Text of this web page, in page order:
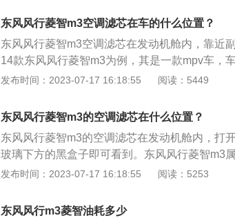
会蒙上水蒸气、使司乘人员视线清晰，能给驾乘
吸入有害气体，保障驾驶安全，能强效杀菌除臭
东风风行菱智m3空调滤芯在车的什么位置？
东风风行菱智m3空调滤芯在发动机舱内，靠近
14款东风风行菱智m3为例，其是一款mpv车，
mm、高1940mm，轴距为2800mm，最小离地
扭矩是138mm，最大功率是83kw，与其匹配的
发布时间：2023-07-17 16:18:55 阅读：5449
东风风行菱智m3的空调滤芯在什么位置？
东风风行菱智m3的空调滤芯在发动机舱内，打
玻璃下方的黑盒子即可看到。东风风行菱智m3
m、宽1720mm、高1960mm，轴距为3000mm
m，最大扭矩转速是每分钟4000rpm。
发布时间：2023-07-17 16:18:55 阅读：5253
东风风行m3菱智油耗多少